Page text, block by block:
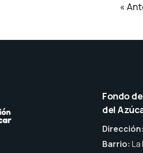
«
Fondo
del
Dirección:
Barrio: La